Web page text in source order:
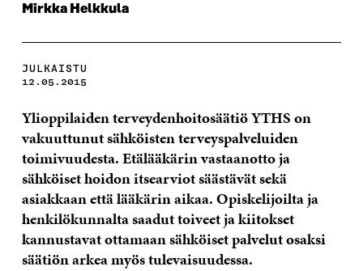
Mirkka Helkkula
JULKAISTU
12.05.2015
Ylioppilaiden terveydenhoitosäätiö YTHS on
vakuuttunut sähköisten terveyspalveluiden
toimivuudesta. Etälääkärin vastaanotto ja
sähköiset hoidon itsearviot säästävät sekä
asiakkaan että lääkärin aikaa. Opiskelijoilta ja
henkilökunnalta saadut toiveet ja kiitokset
kannustavat ottamaan sähköiset palvelut osaksi
säätiön arkea myös tulevaisuudessa.